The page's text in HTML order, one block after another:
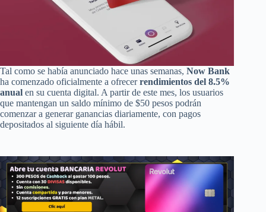
Tal como se había anunciado hace unas semanas, Now Bank
ha comenzado oficialmente a ofrecerrendimientos del 8.5%
anual en su cuenta digital. A partir de este mes, los usuarios
que mantengan un saldo mínimo de $50 pesos podrán
comenzar a generar ganancias diariamente, con pagos
depositados al siguiente día hábil.